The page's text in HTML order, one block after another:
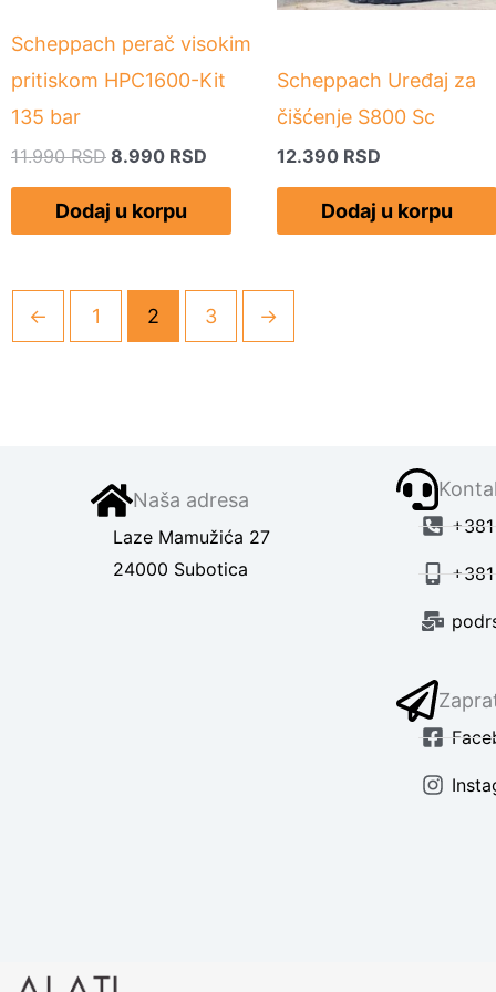
Scheppach perač visokim
pritiskom HPC1600-Kit
135 bar
11.990RSD 8.990 RSD
Dodaj u korpu
Scheppach Uređaj za
čišćenje S800 Sc
12.390 RSD
Dodaj u korpu
← 1 2 3 →
Naša adresa
Laze Mamužića 27
24000 Subotica